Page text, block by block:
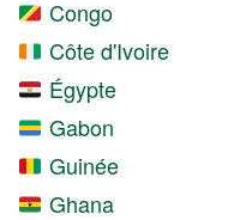
Congo
Côte d'Ivoire
Égypte
Gabon
Guinée
Ghana